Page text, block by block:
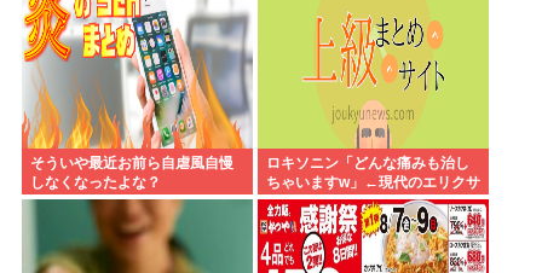
そういや最近お前ら自虐風自慢
しなくなったよな？
ロキソニン「どんな痛みも治し
ちゃいますw」←現代のエリクサ
ーやろ…